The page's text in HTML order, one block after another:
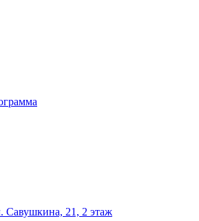
Савушкина, 21, 2 этаж